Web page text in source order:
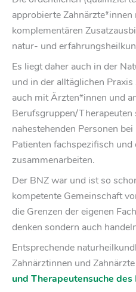
approbierte
komplementären
natur- und
Es liegt daher auch in der
und in der alltäglichen
auch mit Ärzten*innen und
Berufsgruppen/
nahestehenden Personen
Patienten fachspezifisch
zusammenarbeiten.
Der BNZ war und ist so
kompetente Gemeinschaft
die Grenzen der eigenen
denken sondern auch
Entsprechende
Zahnärztinnen und
und Therapeutensuche des